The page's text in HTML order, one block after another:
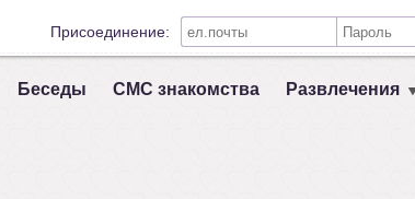
Присоединение:
Запомнить меня на этом компьютере
Беседы СМС знакомства Развлечения